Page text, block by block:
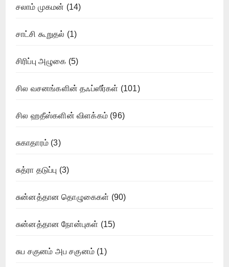
சலாம் முகமன் (14)
சாட்சி கூறுதல் (1)
சிரிப்பு அழுகை (5)
சில வசனங்களின் தஃப்ஸீர்கள் (101)
சில ஹதீஸ்களின் விளக்கம் (96)
சுகாதாரம் (3)
சுத்ரா தடுப்பு (3)
சுன்னத்தான தொழுகைகள் (90)
சுன்னத்தான நோன்புகள் (15)
சுப சகுனம் அப சகுனம் (1)